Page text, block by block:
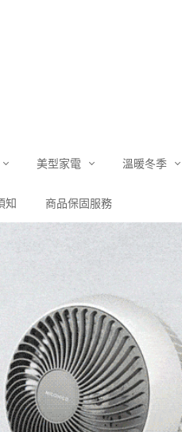
美型家電 溫暖冬季
知 商品保固服務